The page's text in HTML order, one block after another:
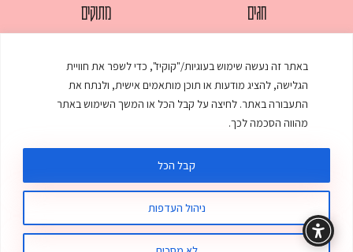
באתר זה נעשה שימוש בעוגיות/"קוקיז", כדי לשפר את חוויית
הגלישה, להציג מודעות או תוכן מותאמים אישית, ולנתח את
התעבורה באתר. לחיצה על קבל הכל או המשך השימוש באתר
מהווה הסכמה לכך.
ניהול העדפות
קבל הכל
חגים
מאפים
ממולאים
מרקים
מתוקים
עוגות
עוף
© כל הזכויות שמורות לענת אלישע | עיצוב ובניית אתר
תקנון האתר מדיניות פרטיות